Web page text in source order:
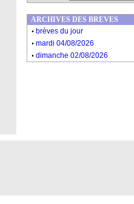
ARCHIVES DES BREVES
. brèves du jour
. mardi 04/08/2026
. dimanche 02/08/2026